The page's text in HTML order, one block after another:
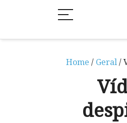
Home / Geral/